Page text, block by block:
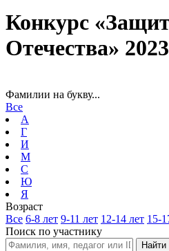
Конкурс
Отечества» 2023
Фамилии на букву...
Все
А
Г
И
М
С
Ю
Я
Возраст
Все 6-8 лет 9-11 лет 12-14 лет 15-
Поиск по участнику
Найти